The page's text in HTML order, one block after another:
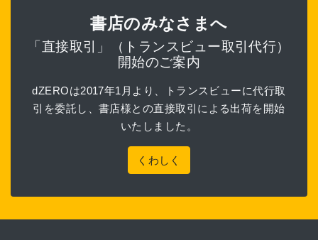
書店のみなさまへ
「直接取引」（トランスビュー取引代行）
開始のご案内
dZEROは2017年1月より、トランスビューに代行取
引を委託し、書店様との直接取引による出荷を開始
いたしました。
くわしく